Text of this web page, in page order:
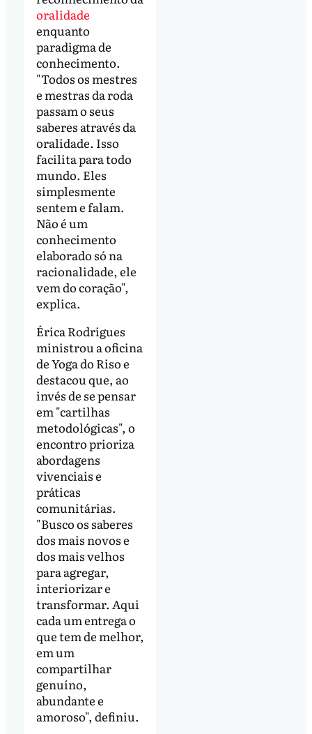
oralidade
enquanto
paradigma de
conhecimento.
"Todos os mestres
e mestras da roda
passam o seus
saberes através da
oralidade. Isso
facilita para todo
mundo. Eles
simplesmente
sentem e falam.
Não é um
conhecimento
elaborado só na
racionalidade, ele
vem do coração",
explica.
Érica Rodrigues
ministrou a oficina
de Yoga do Riso e
destacou que, ao
invés de se pensar
em "cartilhas
metodológicas", o
encontro prioriza
abordagens
vivenciais e
práticas
comunitárias.
"Busco os saberes
dos mais novos e
dos mais velhos
para agregar,
interiorizar e
transformar. Aqui
cada um entrega o
que tem de melhor,
em um
compartilhar
genuíno,
abundante e
amoroso", definiu.